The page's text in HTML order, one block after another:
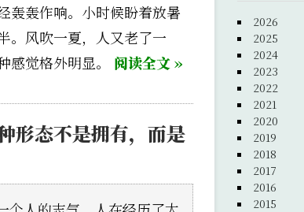
轰轰作响。小时候盼着放暑
。风吹一夏，人又老了一
感觉格外明显。 阅读全文 »
形态不是拥有，而是
2026
2025
2024
2023
2022
2021
2020
2019
2018
2017
2016
2015